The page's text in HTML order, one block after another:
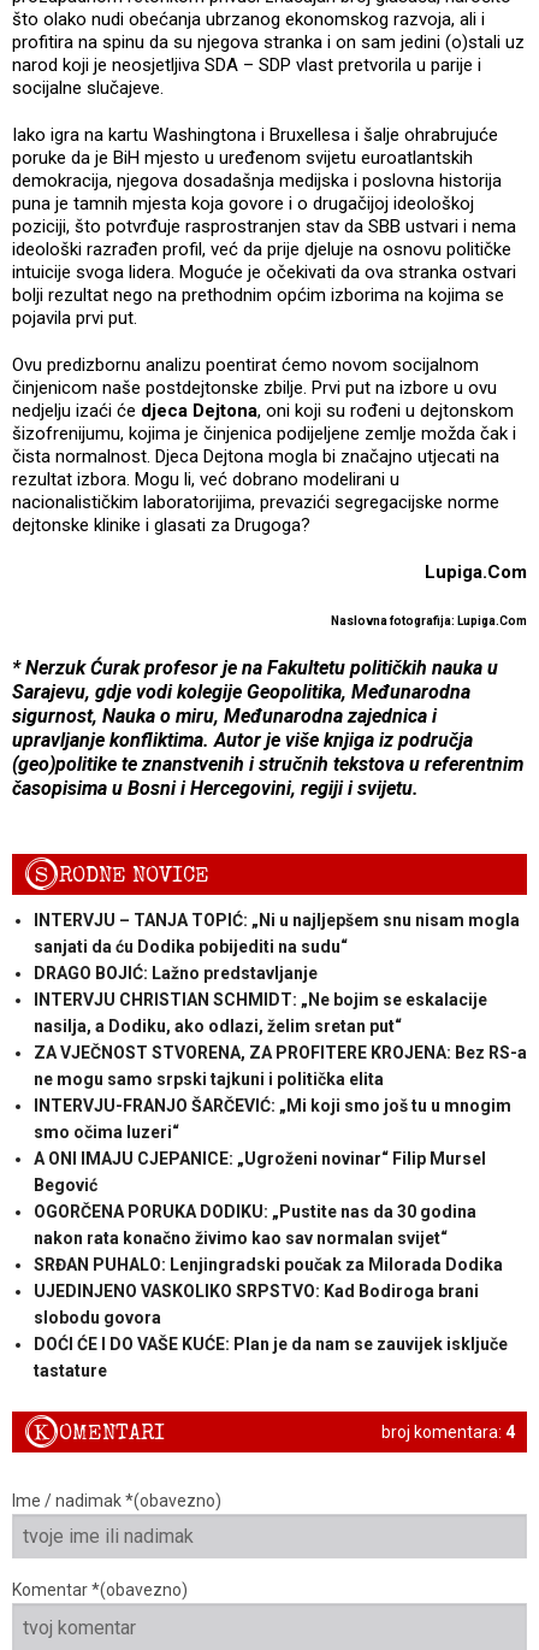
što olako nudi obećanja ubrzanog ekonomskog razvoja, ali i
profitira na spinu da su njegova stranka i on sam jedini (o)stali uz
narod koji je neosjetljiva SDA – SDP vlast pretvorila u parije i
socijalne slučajeve.
Iako igra na kartu Washingtona i Bruxellesa i šalje ohrabrujuće
poruke da je BiH mjesto u uređenom svijetu euroatlantskih
demokracija, njegova dosadašnja medijska i poslovna historija
puna je tamnih mjesta koja govore i o drugačijoj ideološkoj
poziciji, što potvrđuje rasprostranjen stav da SBB ustvari i nema
ideološki razrađen profil, već da prije djeluje na osnovu političke
intuicije svoga lidera. Moguće je očekivati da ova stranka ostvari
bolji rezultat nego na prethodnim općim izborima na kojima se
pojavila prvi put.
Ovu predizbornu analizu poentirat ćemo novom socijalnom
činjenicom naše postdejtonske zbilje. Prvi put na izbore u ovu
nedjelju izaći će djeca Dejtona, oni koji su rođeni u dejtonskom
šizofrenijumu, kojima je činjenica podijeljene zemlje možda čak i
čista normalnost. Djeca Dejtona mogla bi značajno utjecati na
rezultat izbora. Mogu li, već dobrano modelirani u
nacionalističkim laboratorijima, prevazići segregacijske norme
dejtonske klinike i glasati za Drugoga?
Lupiga.Com
Naslovna fotografija: Lupiga.Com
* Nerzuk Ćurak profesor je na Fakultetu političkih nauka u
Sarajevu, gdje vodi kolegije Geopolitika, Međunarodna
sigurnost, Nauka o miru, Međunarodna zajednica i
upravljanje konfliktima. Autor je više knjiga iz područja
(geo)politike te znanstvenih i stručnih tekstova u referentnim
časopisima u Bosni i Hercegovini, regiji i svijetu.
SRODNE NOVICE
INTERVJU – TANJA TOPIĆ: „Ni u najljepšem snu nisam mogla
sanjati da ću Dodika pobijediti na sudu“
DRAGO BOJIĆ: ​Lažno predstavljanje
INTERVJU CHRISTIAN SCHMIDT: „Ne bojim se eskalacije
nasilja, a Dodiku, ako odlazi, želim sretan put“
ZA VJEČNOST STVORENA, ZA PROFITERE KROJENA: Bez RS-a
ne mogu samo srpski tajkuni i politička elita
INTERVJU-FRANJO ŠARČEVIĆ: „Mi koji smo još tu u mnogim
smo očima luzeri“
A ONI IMAJU CJEPANICE: „Ugroženi novinar“ Filip Mursel
Begović
OGORČENA PORUKA DODIKU: „Pustite nas da 30 godina
nakon rata konačno živimo kao sav normalan svijet“
SRĐAN PUHALO: Lenjingradski poučak za Milorada Dodika
UJEDINJENO VASKOLIKO SRPSTVO: Kad Bodiroga brani
slobodu govora
DOĆI ĆE I DO VAŠE KUĆE: Plan je da nam se zauvijek isključe
tastature
broj komentara: 4
KOMENTARI
Ime / nadimak *(obavezno)
Komentar *(obavezno)